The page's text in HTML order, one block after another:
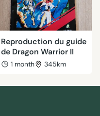
Reproduction du guide
de Dragon Warrior II
1 month 345km